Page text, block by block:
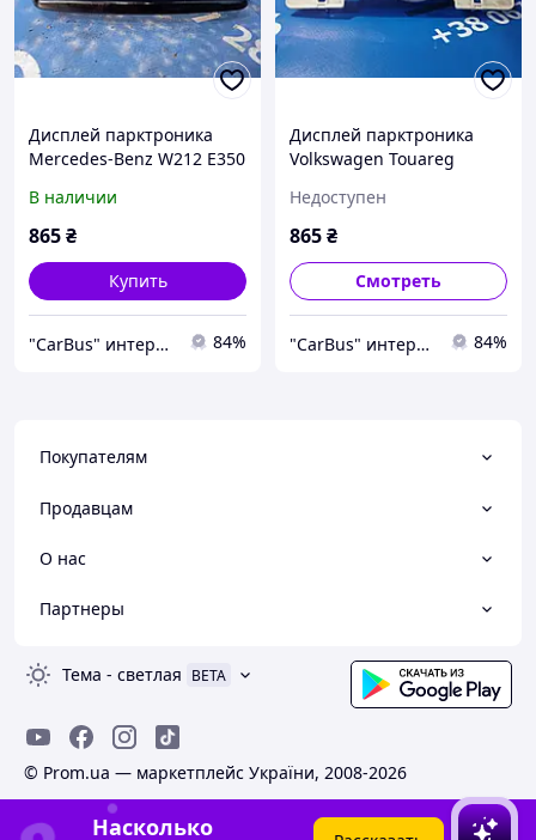
Дисплей парктроника
Mercedes-Benz W212 E350
В наличии
865₴
Купить
"CarBus" интернет-магазин запчастей 84%
Дисплей парктроника
Volkswagen Touareg
7L6919473D
Недоступен
865₴
Смотреть
"CarBus" интернет-магазин запчастей 84%
Покупателям
Продавцам
О нас
Партнеры
Тема - светлая BETA
© Prom.ua — маркетплейс України, 2008-2026
Насколько